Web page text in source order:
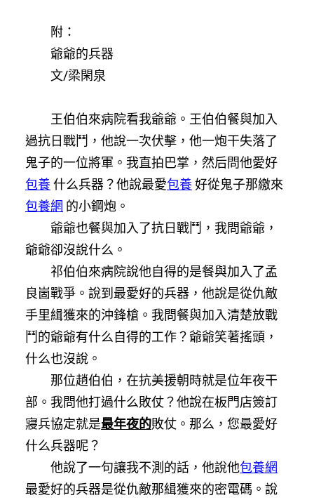
附：
爺爺的兵器
文/梁閑泉
王伯伯來病院看我爺爺。王伯伯餐與加入
過抗日戰鬥，他說一次伏擊，他一炮干失落了
鬼子的一位將軍。我直拍巴掌，然后問他愛好
包養什么兵器？他說最愛包養好從鬼子那繳來
包養網 的小鋼炮。
爺爺也餐與加入了抗日戰鬥，我問爺爺，
爺爺卻沒說什么。
祁伯伯來病院說他自得的是餐與加入了孟
良崮戰爭。說到最愛好的兵器，他說是從仇敵
手里緝獲來的沖鋒槍。我問餐與加入清楚放戰
鬥的爺爺有什么自得的工作？爺爺笑著搖頭，
什么也沒說。
那位趙伯伯，在抗美援朝時就是位年夜干
部。我問他打過什么敗仗？他說在板門店簽訂
寢兵協定就是最年夜的敗仗。那么，您最愛好
什么兵器呢？
他說了一句讓我不測的話，他說他包養網
最愛好的兵器是從仇敵那緝獲來的密電碼。說